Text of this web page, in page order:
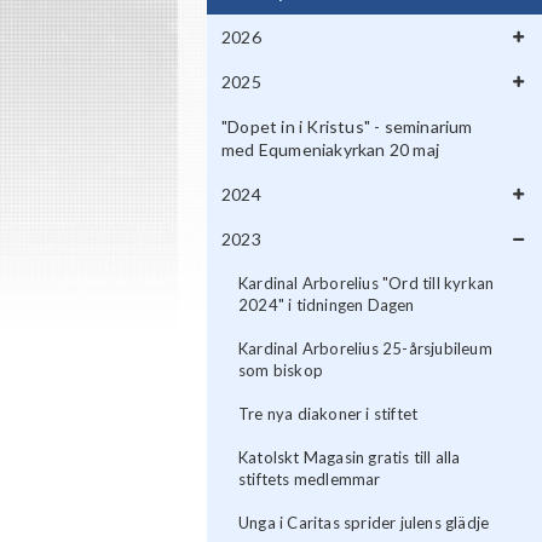
2026
2025
"Dopet in i Kristus" - seminarium
med Equmeniakyrkan 20 maj
2024
2023
Kardinal Arborelius "Ord till kyrkan
2024" i tidningen Dagen
Kardinal Arborelius 25-årsjubileum
som biskop
Tre nya diakoner i stiftet
Katolskt Magasin gratis till alla
stiftets medlemmar
Unga i Caritas sprider julens glädje